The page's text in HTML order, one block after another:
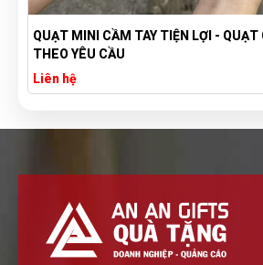
QUẠT MINI CẦM TAY TIỆN LỢI - QUẠT
THEO YÊU CẦU
Liên hệ